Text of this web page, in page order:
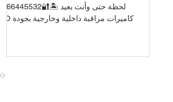
لحظة حتى وأنت بعيد 🏝️🔐66445532
كاميرات مراقبة داخلية وخارجية بجودة HD
اليوم 📞 اطلب الآن خدمة تركيب كاميرات